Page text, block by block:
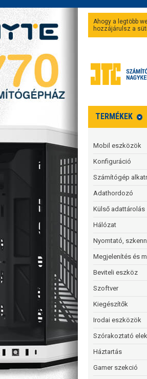
Ahogy a legtöbb
hozzájárulsz a
TERMÉKEK
Mobil eszközök
Konfiguráció
Számítógép
Adathordozó
Külső adattárolás
Hálózat
Nyomtató,
Megjelenítés és
Beviteli eszköz
Szoftver
Kiegészítők
Irodai eszközök
Szórakoztató
Háztartás
Gamer szekció